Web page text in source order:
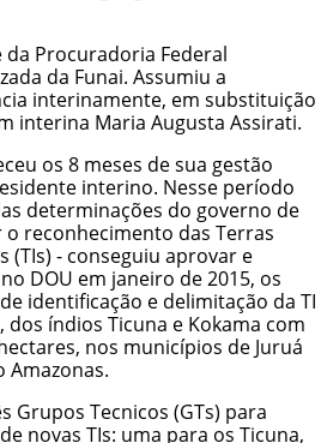
da Procuradoria Federal
da Funai. Assumiu a
interinamente, em substituição
interina Maria Augusta Assirati.
os 8 meses de sua gestão
interino. Nesse período
determinações do governo de
o reconhecimento das Terras
(TIs) - conseguiu aprovar e
DOU em janeiro de 2015, os
identificação e delimitação da TI
, dos índios Ticuna e Kokama com
nos municípios de Juruá
Amazonas.
Grupos Tecnicos (GTs) para
novas TIs: uma para os Ticuna,